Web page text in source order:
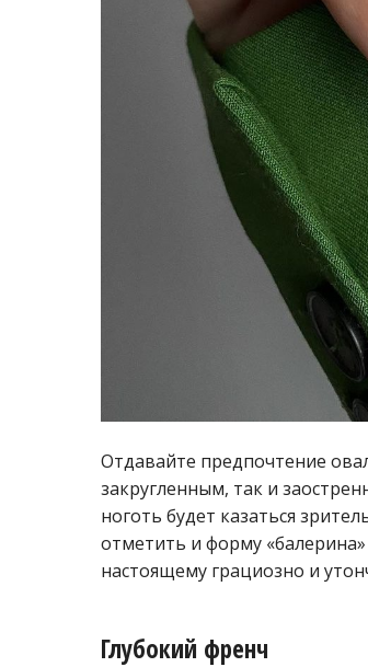
Отдавайте предпочтение
закругленным, так и
ноготь будет казаться
отметить и форму
настоящему грациозно и
Глубокий френч